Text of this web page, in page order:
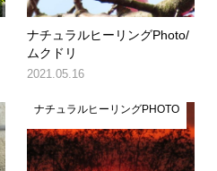
ナチュラルヒーリングPhoto/
ムクドリ
2021.05.16
ナチュラルヒーリングPHOTO